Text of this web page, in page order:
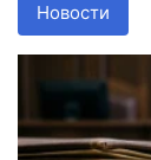
Новости